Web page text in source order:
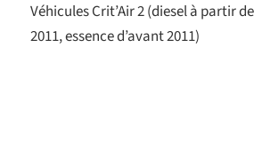
Véhicules Crit’Air 2 (diesel à partir de
2011, essence d’avant 2011)